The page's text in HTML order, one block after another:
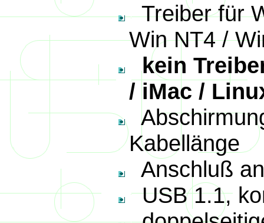
Treiber für
Win NT4 /
kein
/ iMac /
Kabellänge
Anschluß
USB 1.1,